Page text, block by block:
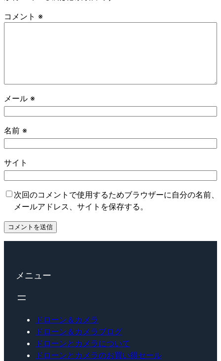
コメント ※
メール ※
名前 ※
サイト
次回のコメントで使用するためブラウザーに自分の名前、
メールアドレス、サイトを保存する。
メニュー
ドローン＆カメラ
ドローン＆カメラブログ
ドローンとカメラについて
ドローンとカメラのお買い得セール